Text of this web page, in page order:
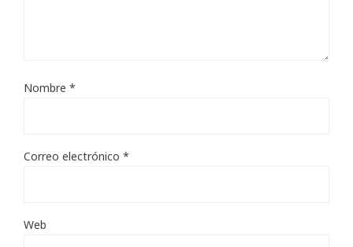
Nombre *
Correo electrónico *
Web